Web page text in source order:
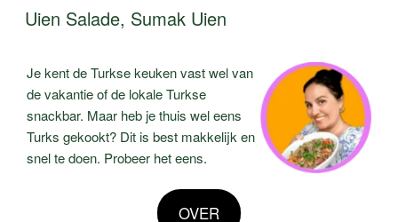
Uien Salade, Sumak Uien
Je kent de Turkse keuken vast wel van
de vakantie of de lokale Turkse
snackbar. Maar heb je thuis wel eens
Turks gekookt? Dit is best makkelijk en
snel te doen. Probeer het eens.
OVER